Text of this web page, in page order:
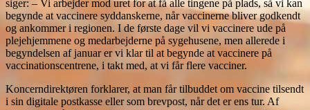
siger: – Vi arbejder mod uret for at få alle tingene på plads, så vi kan
begynde at vaccinere syddanskerne, når vaccinerne bliver godkendt
og ankommer i regionen. I de første dage vil vi vaccinere ude på
plejehjemmene og medarbejderne på sygehusene, men allerede i
begyndelsen af januar er vi klar til at begynde at vaccinere på
vaccinationscentrene, i takt med, at vi får flere vacciner.
Koncerndirektøren forklarer, at man får tilbuddet om vaccine tilsendt
i sin digitale postkasse eller som brevpost, når det er ens tur. Af